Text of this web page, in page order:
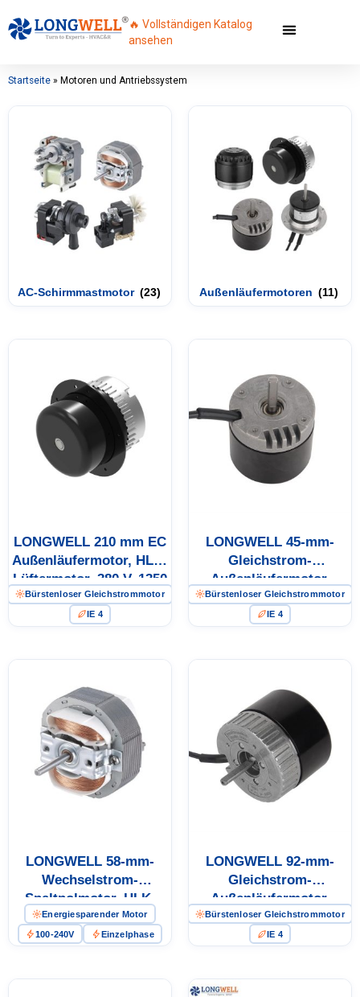
🔥 Vollständigen Katalog
ansehen
Startseite » Motoren und Antriebssystem
AC-Schirmmastmotor (23) Außenläufermotoren (11)
LONGWELL 210 mm EC
Außenläufermotor, HLK-
Lüftermotor, 380 V, 1350
W – LW-ECM138T-01
Bürstenloser Gleichstrommotor
IE 4
LONGWELL 45-mm-
Gleichstrom-
Außenläufermotor,
Lüftermotor für Heizung,
Lüftung und
Bürstenloser Gleichstrommotor
IE 4
LONGWELL 58-mm-
Wechselstrom-
Spaltpolmotor, HLK-
Lüftermotor, 240 V
Energiesparender Motor
100-240V Einzelphase
LONGWELL 92-mm-
Gleichstrom-
Außenläufermotor,
Lüftermotor für Heizung,
Lüftung und
Bürstenloser Gleichstrommotor
IE 4